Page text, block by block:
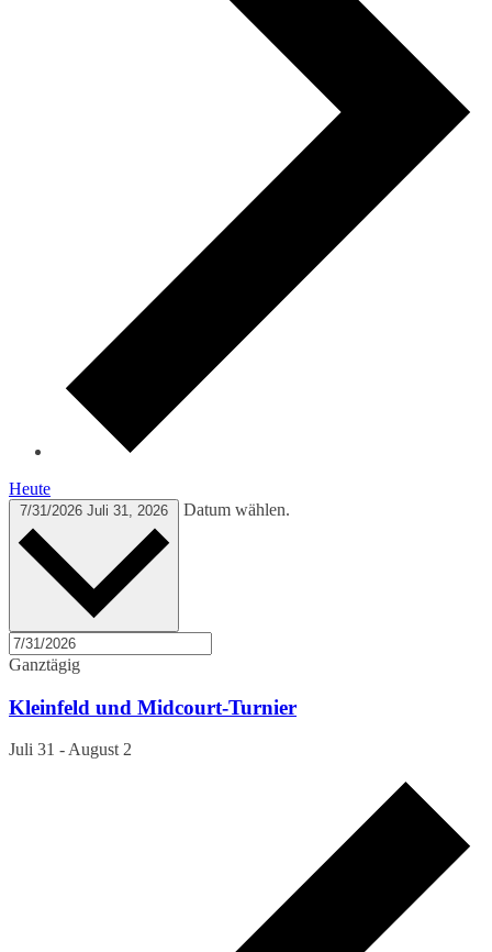
Heute
7/31/2026 Juli 31, 2026 Datum wählen.
Ganztägig
Kleinfeld und Midcourt-Turnier
Juli 31 - August 2